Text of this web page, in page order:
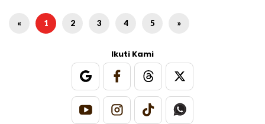
« 1 2 3 4 5 »
Ikuti Kami